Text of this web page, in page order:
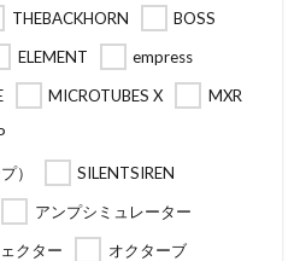
THEBACKHORN
BOSS
ELEMENT
empress
MICROTUBES X
MXR
）
SILENTSIREN
アンプシミュレーター
クター
オクターブ